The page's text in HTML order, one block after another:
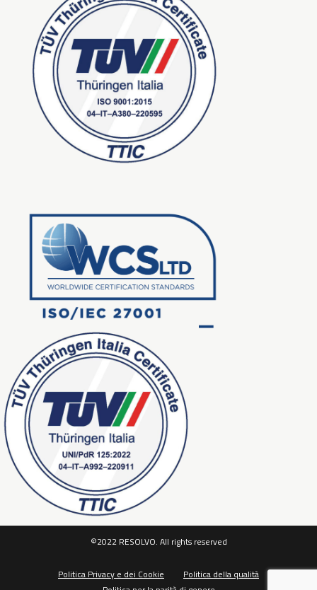
©2022 RESOLVO. All rights reserved
Politica Privacy e dei Cookie
Politica della qualità